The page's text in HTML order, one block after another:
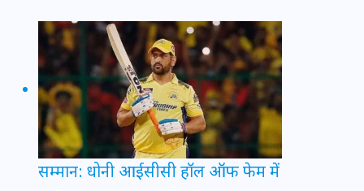
सम्मान: धोनी आईसीसी हॉल ऑफ फेम में